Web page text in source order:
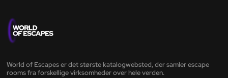
World of Escapes er det største katalogwebsted, der samler escape
rooms fra forskellige virksomheder over hele verden.